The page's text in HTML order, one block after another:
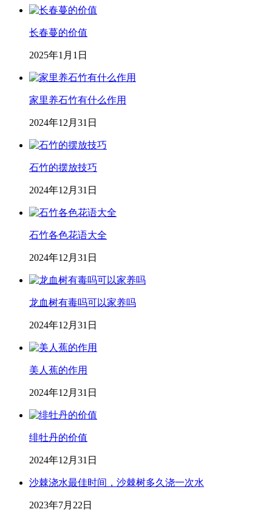
长春蔓的价值
2025年1月1日
家里养石竹有什么作用
2024年12月31日
石竹的摆放技巧
2024年12月31日
石竹各色花语大全
2024年12月31日
龙血树有毒吗可以家养吗
2024年12月31日
美人蕉的作用
2024年12月31日
绯牡丹的价值
2024年12月31日
沙棘浇水最佳时间，沙棘树多久浇一次水
2023年7月22日